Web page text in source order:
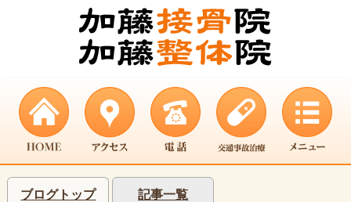
ブログトップ 記事一覧